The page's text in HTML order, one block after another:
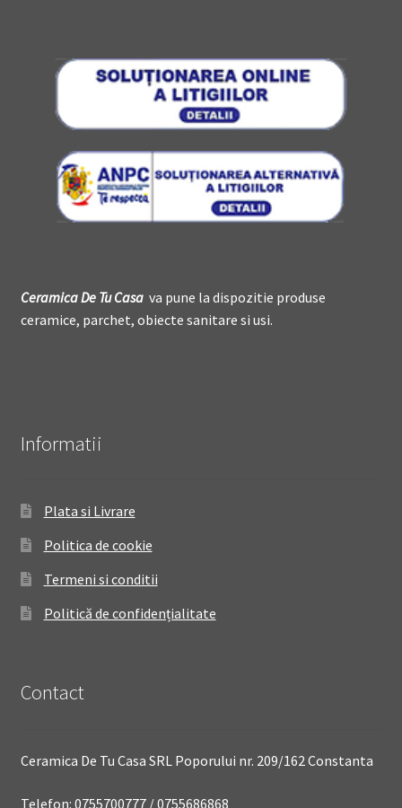
Ceramica DeTu Casava pune la dispozitie produse
ceramice, parchet, obiecte sanitare si usi.
Informatii
Plata si Livrare
Politica de cookie
Termeni si conditii
Politică de confidențialitate
Contact
Ceramica De Tu Casa SRL Poporului nr. 209/162 Constanta
Telefon: 0755700777 / 0755686868